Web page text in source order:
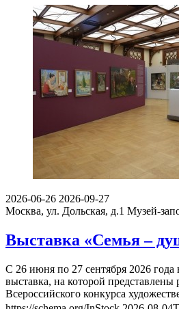
2026-06-26 2026-09-27
Москва, ул. Дольская, д.1 Музей-
Выставка «Семья –
С 26 июня по 27 сентября 2026
выставка, на которой представлены
Всероссийского конкурса